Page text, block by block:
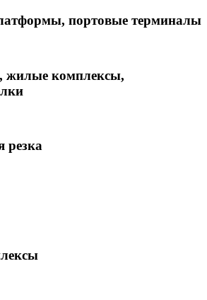
портовые терминалы
жилые комплексы,
резка